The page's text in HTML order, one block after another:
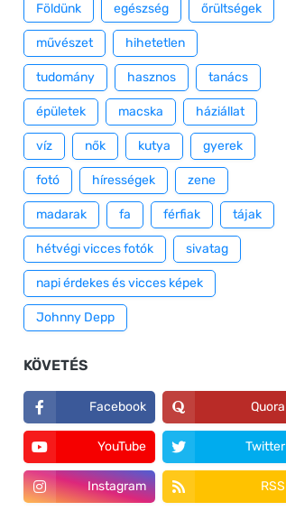
Földünk egészség őrültségek
művészet hihetetlen
tudomány hasznos tanács
épületek macska háziállat
víz nők kutya gyerek
fotó hírességek zene
madarak fa férfiak tájak
hétvégi vicces fotók sivatag
napi érdekes és vicces képek
Johnny Depp
KÖVETÉS
Facebook Quora
YouTube Twitter
Instagram RSS